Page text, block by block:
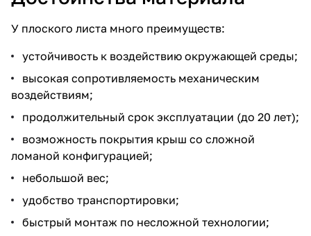
У плоского листа много преимуществ:
устойчивость к воздействию окружающей среды;
высокая сопротивляемость механическим
воздействиям;
продолжительный срок эксплуатации (до 20 лет);
возможность покрытия крыш со сложной
ломаной конфигурацией;
небольшой вес;
удобство транспортировки;
быстрый монтаж по несложной технологии;